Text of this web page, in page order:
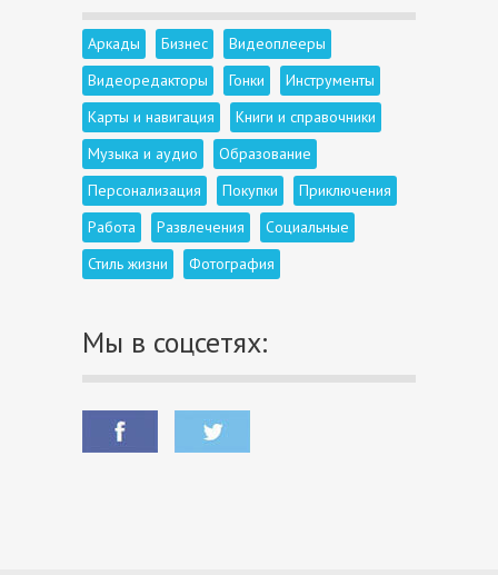
Аркады Бизнес
Видеоплееры
Видеоредакторы
Гонки
Инструменты
Карты и навигация
Книги и справочники
Музыка и аудио
Образование
Персонализация
Покупки
Приключения
Работа
Развлечения
Социальные
Стиль жизни
Фотография
Мы в соцсетях: